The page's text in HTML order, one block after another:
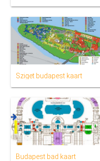
Sziget budapest kaart
Budapest bad kaart